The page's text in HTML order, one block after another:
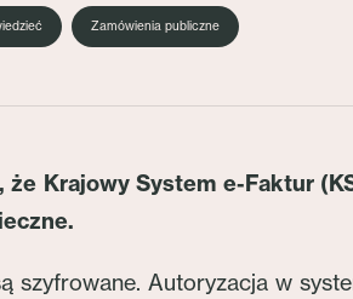
Zamówienia publiczne
Krajowy System e-Faktur
szyfrowane. Autoryzacja w